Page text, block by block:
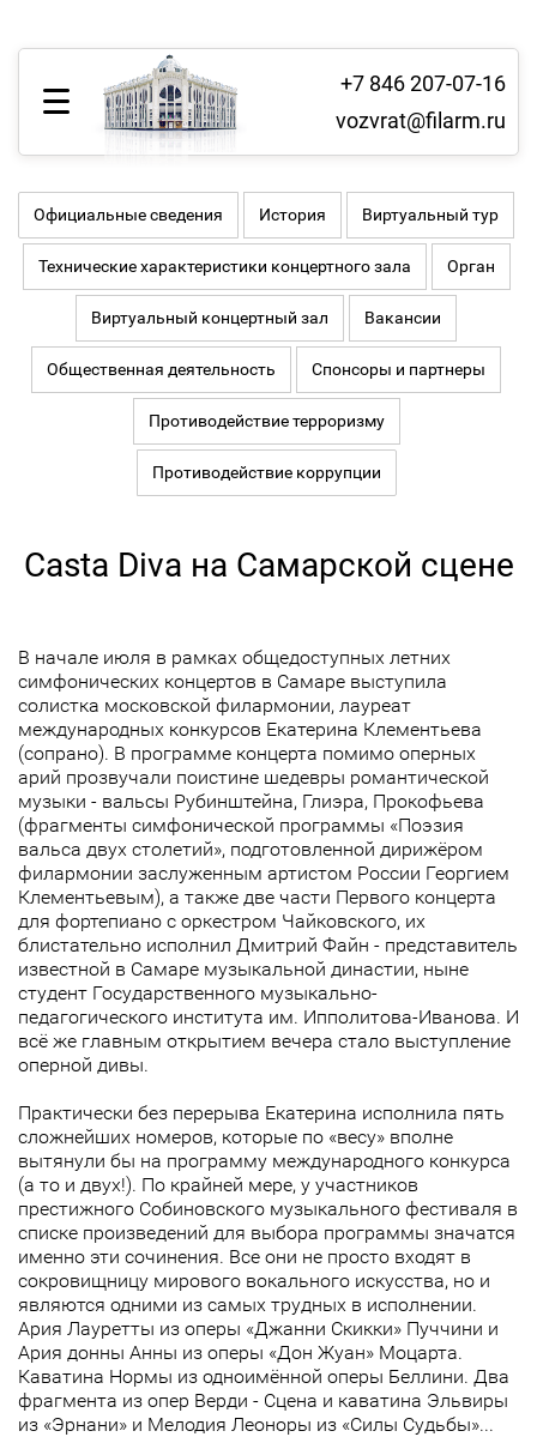
+7 846 207-07-16
vozvrat@filarm.ru
Официальные сведения История Виртуальный тур
Технические характеристики концертного зала Орган
Виртуальный концертный зал Вакансии
Общественная деятельность Спонсоры и партнеры
Противодействие терроризму
Противодействие коррупции
Casta Diva на Самарской сцене
В начале июля в рамках общедоступных летних
симфонических концертов в Самаре выступила
солистка московской филармонии, лауреат
международных конкурсов Екатерина Клементьева
(сопрано). В программе концерта помимо оперных
арий прозвучали поистине шедевры романтической
музыки - вальсы Рубинштейна, Глиэра, Прокофьева
(фрагменты симфонической программы «Поэзия
вальса двух столетий», подготовленной дирижёром
филармонии заслуженным артистом России Георгием
Клементьевым), а также две части Первого концерта
для фортепиано с оркестром Чайковского, их
блистательно исполнил Дмитрий Файн - представитель
известной в Самаре музыкальной династии, ныне
студент Государственного музыкально-
педагогического института им. Ипполитова-Иванова. И
всё же главным открытием вечера стало выступление
оперной дивы.
Практически без перерыва Екатерина исполнила пять
сложнейших номеров, которые по «весу» вполне
вытянули бы на программу международного конкурса
(а то и двух!). По крайней мере, у участников
престижного Собиновского музыкального фестиваля в
списке произведений для выбора программы значатся
именно эти сочинения. Все они не просто входят в
сокровищницу мирового вокального искусства, но и
являются одними из самых трудных в исполнении.
Ария Лауретты из оперы «Джанни Скикки» Пуччини и
Ария донны Анны из оперы «Дон Жуан» Моцарта.
Каватина Нормы из одноимённой оперы Беллини. Два
фрагмента из опер Верди - Сцена и каватина Эльвиры
из «Эрнани» и Мелодия Леоноры из «Силы Судьбы»...